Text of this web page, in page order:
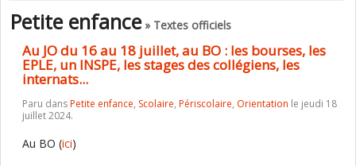
Petite enfance» Textes officiels
Au JO du 16 au 18 juillet, au BO : les bourses, les
EPLE, un INSPE, les stages des collégiens, les
internats...
Paru dansPetite enfance, Scolaire, Périscolaire, Orientation le jeudi 18
juillet 2024.
Au BO (ici)